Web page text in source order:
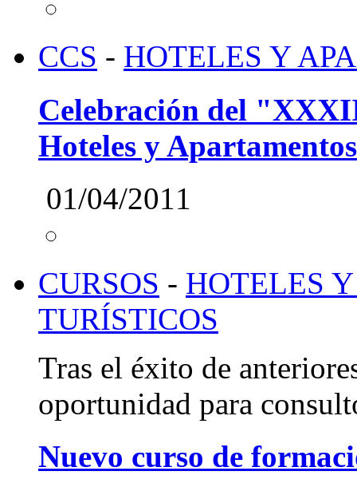
CCS - HOTELES Y
Celebración del
Hoteles y
01/04/2011
CURSOS - HOTELES
TURÍSTICOS
Tras el éxito de
oportunidad para
Nuevo curso de